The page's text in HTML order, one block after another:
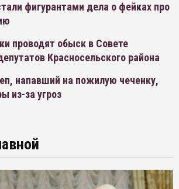
фигурантами дела о фейках про
проводят обыск в Совете
Красносельского района
напавший на пожилую чеченку,
из-за угроз